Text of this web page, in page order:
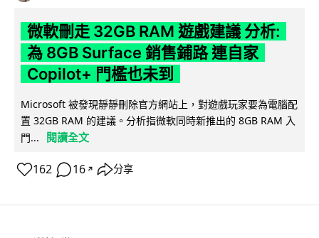
微軟刪走 32GB RAM 遊戲建議 分析:
為 8GB Surface 銷售鋪路 連自家
Copilot+ 門檻也未到
Microsoft 被發現靜靜刪除官方網站上，對遊戲玩家要為電腦配
置 32GB RAM 的建議。分析指微軟同時新推出的 8GB RAM 入
門...
閱讀全文
162 16 ↗ 分享